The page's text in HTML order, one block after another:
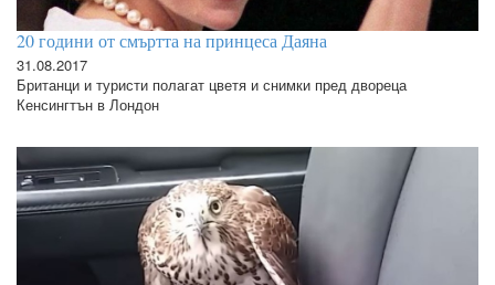
20 години от смъртта на принцеса Даяна
31.08.2017
Британци и туристи полагат цветя и снимки пред двореца
Кенсингтън в Лондон